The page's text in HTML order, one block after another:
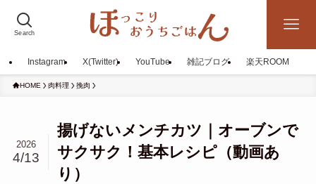
Search
Instagram X(Twitter) YouTube 雑記ブログ 楽天ROOM
HOME 肉料理 挽肉
揚げないメンチカツ｜オーブンで
サクサク！基本レシピ（動画あ
り）
2026
4/13